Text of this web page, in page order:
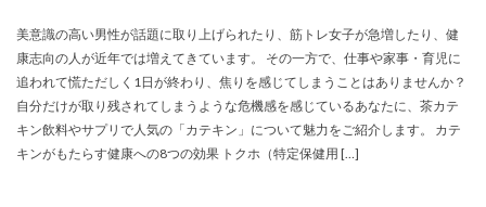
美意識の高い男性が話題に取り上げられたり、筋トレ女子が急増したり、健
康志向の人が近年では増えてきています。 その一方で、仕事や家事・育児に
追われて慌ただしく1日が終わり、焦りを感じてしまうことはありませんか？
自分だけが取り残されてしまうような危機感を感じているあなたに、茶カテ
キン飲料やサプリで人気の「カテキン」について魅力をご紹介します。 カテ
キンがもたらす健康への8つの効果 トクホ（特定保健用 […]